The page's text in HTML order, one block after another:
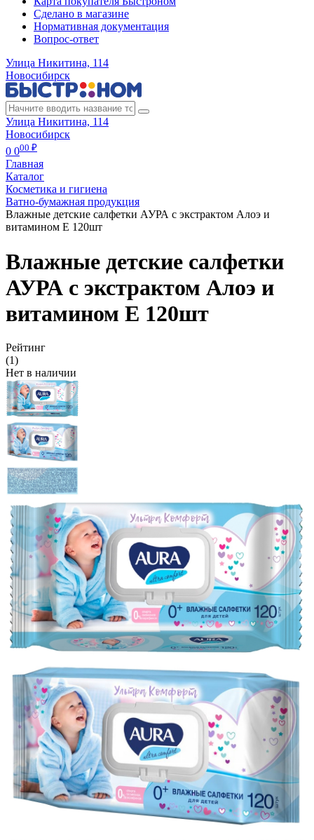
Сделано в магазине
Нормативная документация
Вопрос-ответ
Улица Никитина, 114
Новосибирск
Улица Никитина, 114
Новосибирск
0 000 ₽
Главная
Каталог
Косметика и гигиена
Ватно-бумажная продукция
Влажные детские салфетки АУРА с экстрактом Алоэ и
витамином Е 120шт
Влажные детские салфетки
АУРА с экстрактом Алоэ и
витамином Е 120шт
Рейтинг
(1)
Нет в наличии